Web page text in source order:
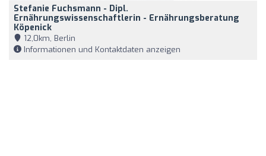
Stefanie Fuchsmann - Dipl.
Ernährungswissenschaftlerin - Ernährungsberatung
Köpenick
12,0km, Berlin
Informationen und Kontaktdaten anzeigen